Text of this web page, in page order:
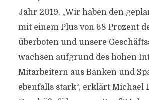
Jahr 2019. „Wir haben den
mit einem Plus von 68 Prozent
überboten und unsere
wachsen aufgrund des hohen
Mitarbeitern aus Banken und
ebenfalls stark“, erklärt Michael